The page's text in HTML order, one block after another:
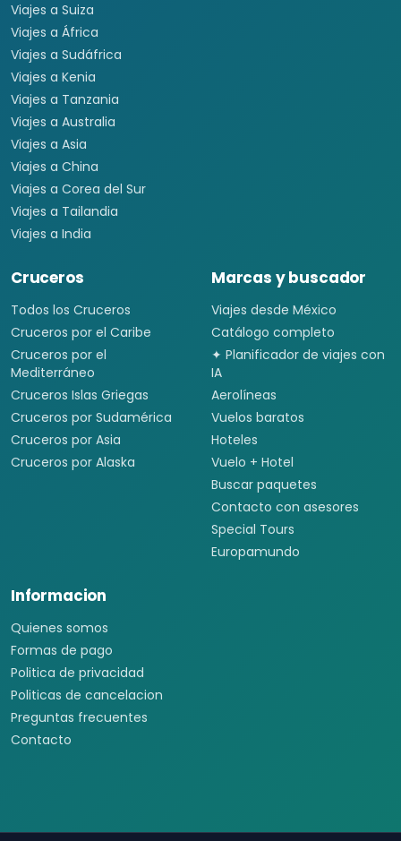
Viajes a Suiza
Viajes a África
Viajes a Sudáfrica
Viajes a Kenia
Viajes a Tanzania
Viajes a Australia
Viajes a Asia
Viajes a China
Viajes a Corea del Sur
Viajes a Tailandia
Viajes a India
Cruceros
Todos los Cruceros
Cruceros por el Caribe
Cruceros por el
Mediterráneo
Cruceros Islas Griegas
Cruceros por Sudamérica
Cruceros por Asia
Cruceros por Alaska
Marcas y buscador
Viajes desde México
Catálogo completo
✦ Planificador de viajes con
IA
Aerolíneas
Vuelos baratos
Hoteles
Vuelo + Hotel
Buscar paquetes
Contacto con asesores
Special Tours
Europamundo
Informacion
Quienes somos
Formas de pago
Politica de privacidad
Politicas de cancelacion
Preguntas frecuentes
Contacto